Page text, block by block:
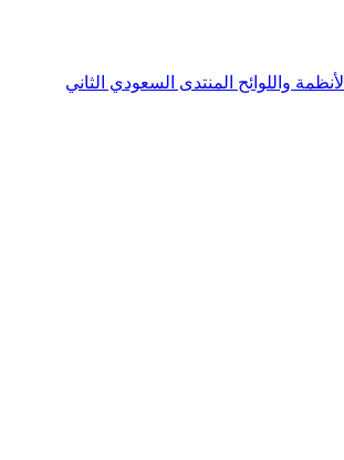
الأنظمة واللوائح المنتدى السعودي الثاني